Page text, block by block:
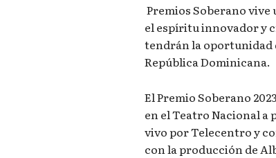
Premios Soberano
el espíritu innovador y
tendrán la oportunidad
República Dominicana.
El Premio Soberano
en el Teatro Nacional a
vivo por Telecentro y
con la producción de